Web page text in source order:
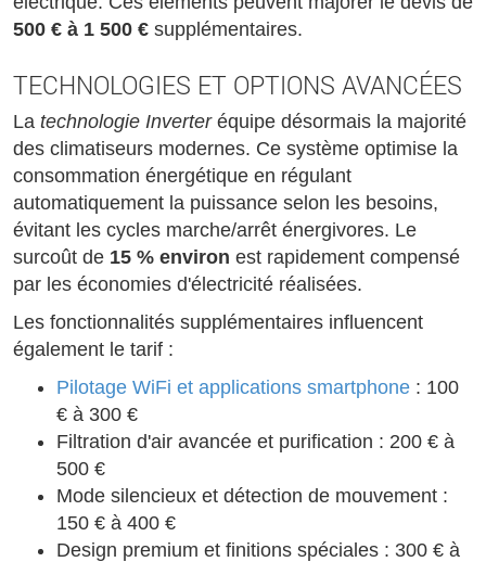
500 € à 1 500 € supplémentaires.
TECHNOLOGIES ET OPTIONS AVANCÉES
La technologie Inverteréquipe désormais la majorité
des climatiseurs modernes. Ce système optimise la
consommation énergétique en régulant
automatiquement la puissance selon les besoins,
évitant les cycles marche/arrêt énergivores. Le
surcoût de 15 % environ est rapidement compensé
par les économies d'électricité réalisées.
Les fonctionnalités supplémentaires influencent
également le tarif :
Pilotage WiFi et applications smartphone : 100
€ à 300 €
Filtration d'air avancée et purification : 200 € à
500 €
Mode silencieux et détection de mouvement :
150 € à 400 €
Design premium et finitions spéciales : 300 € à